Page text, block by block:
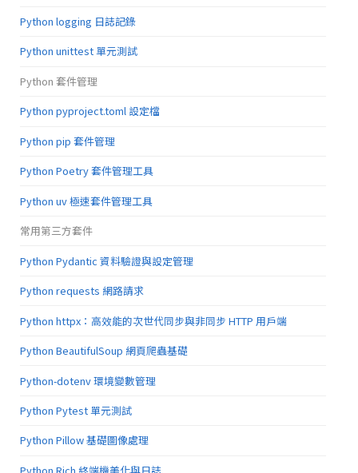
Python logging 日誌記錄
Python unittest 單元測試
Python 套件管理
Python pyproject.toml 設定檔
Python pip 套件管理
Python Poetry 套件管理工具
Python uv 極速套件管理工具
常用第三方套件
Python Pydantic 資料驗證與設定管理
Python requests 網路請求
Python httpx：高效能的次世代同步與非同步 HTTP 用戶端
Python BeautifulSoup 網頁爬蟲基礎
Python-dotenv 環境變數管理
Python Pytest 單元測試
Python Pillow 基礎圖像處理